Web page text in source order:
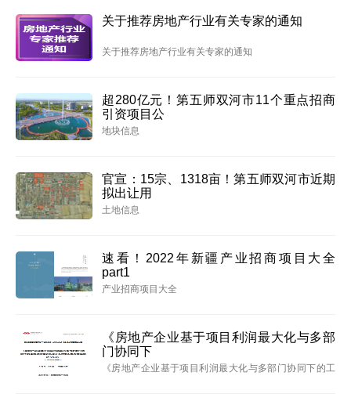
关于推荐房地产行业有关专家的通知
关于推荐房地产行业有关专家的通知
超280亿元！第五师双河市11个重点招商
引资项目公
地块信息
官宣：15宗、1318亩！第五师双河市近期
拟出让用
土地信息
速看！2022年新疆产业招商项目大全
part1
产业招商项目大全
《房地产企业基于项目利润最大化与多部
门协同下
《房地产企业基于项目利润最大化与多部门协同下的工